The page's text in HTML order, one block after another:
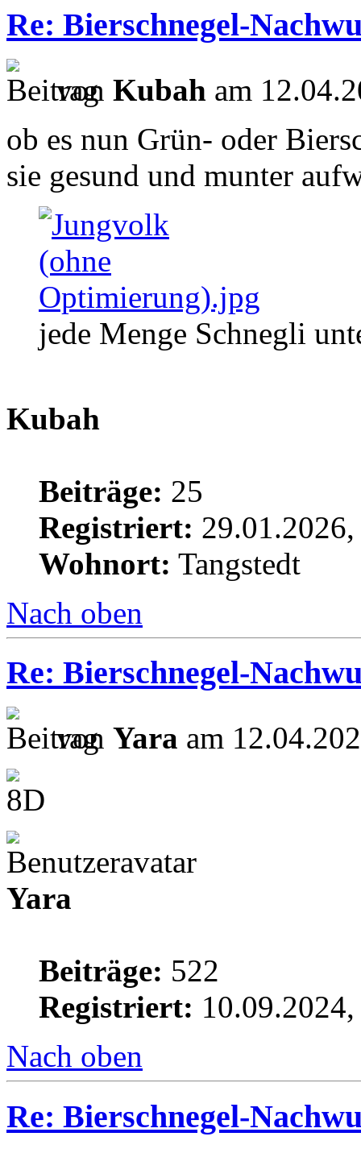
Re: Bierschnegel-
von Kubah am
ob es nun Grün- oder
sie gesund und munter
jede Menge Schnegli
Kubah
Beiträge: 25
Registriert:
Wohnort: Tangstedt
Nach oben
Re: Bierschnegel-
von Yara am
Yara
Beiträge: 522
Registriert:
Nach oben
Re: Bierschnegel-